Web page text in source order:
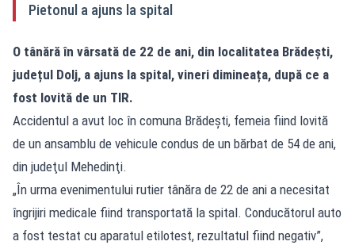
Pietonul a ajuns la spital
O tânără în vârsată de 22 de ani, din localitatea Brădești,
județul Dolj, a ajuns la spital, vineri dimineața, după ce a
fost lovită de un TIR.
Accidentul a avut loc în comuna Brădești, femeia fiind lovită
de un ansamblu de vehicule condus de un bărbat de 54 de ani,
din judeţul Mehedinţi.
„În urma evenimentului rutier tânăra de 22 de ani a necesitat
îngrijiri medicale fiind transportată la spital. Conducătorul auto
a fost testat cu aparatul etilotest, rezultatul fiind negativ”,